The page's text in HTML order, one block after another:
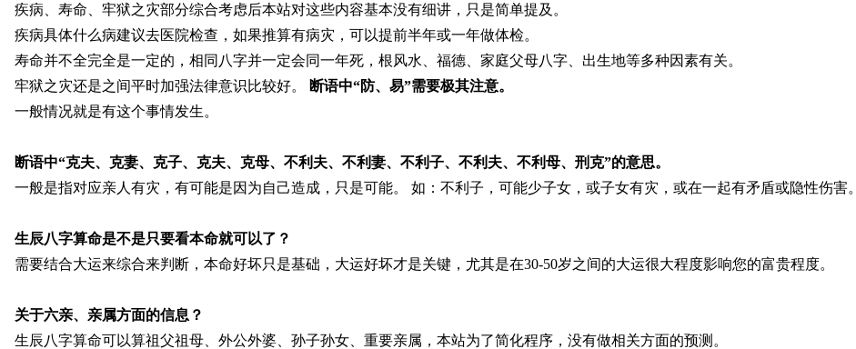
疾病、寿命、牢狱之灾部分综合考虑后本站对这些内容基本没有细讲，只是简单提及。
疾病具体什么病建议去医院检查，如果推算有病灾，可以提前半年或一年做体检。
寿命并不全完全是一定的，相同八字并一定会同一年死，根风水、福德、家庭父母八字、出生地等多种因素有关。
牢狱之灾还是之间平时加强法律意识比较好。
断语中“防、易”需要极其注意。
一般情况就是有这个事情发生。
断语中“克夫、克妻、克子、克夫、克母、不利 夫、不利妻、不利子、不利夫、不利母、刑克”的意思。
一般是指对应亲人有灾，有可能是因为自己造成，只是可能。 如：不利子，可能少子女，或子女有灾，或在一起有矛盾或隐性伤害。
生辰八字算命是不是只要看本命就可以了？
需要结合大运来综合来判断，本命好坏只是基础，大运好坏才是关键，尤其是在30-50岁之间的大运很大程度影响您的富贵程度。
关于六亲、亲属方面的信息？
生辰八字算命可以算祖父祖母、外公外婆、孙子孙女、重要亲属，本站为了简化程序，没有做相关方面的预测。